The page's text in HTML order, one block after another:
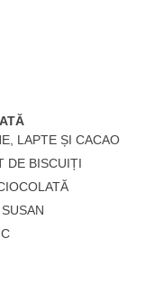
LAPTE ȘI CACAO
DE BISCUIȚI